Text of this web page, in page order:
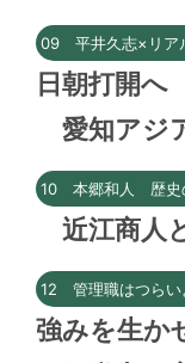
09 平井久志×リア
日朝打開へ
愛知アジ
10 本郷和人 歴史
近江商人
12 管理職はつら
強みを生か